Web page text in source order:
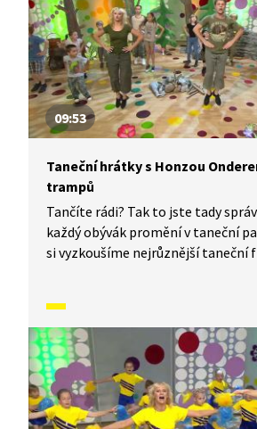
09:53
Taneční hrátky s Honzou
trampů
Tančíte rádi? Tak to jste tady
každý obývák promění v taneční
si vyzkoušíme nejrůznější taneční
vás inspirovali a udělali z vás krále
každého tanečního parketu.
jak to vypadá, když se tančí Tanec